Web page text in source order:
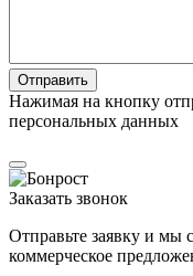
Нажимая на кнопку
персональных данных
Заказать звонок
Отправьте заявку и мы
коммерческое